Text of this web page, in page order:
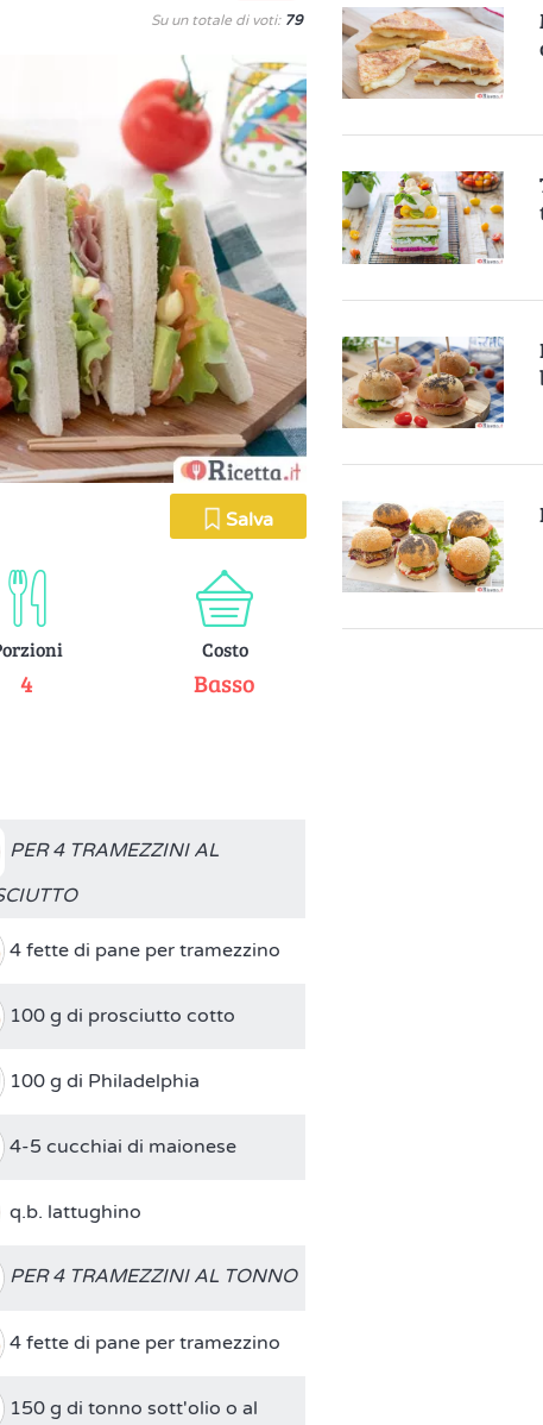
Su un totale di voti: 79
Salva
4
Costo
Basso
PER 4 TRAMEZZINI AL
4 fette di pane per tramezzino
100 g di prosciutto cotto
100 g di Philadelphia
4-5 cucchiai di maionese
q.b. lattughino
PER 4 TRAMEZZINI AL TONNO
4 fette di pane per tramezzino
150 g di tonno sott'olio o al